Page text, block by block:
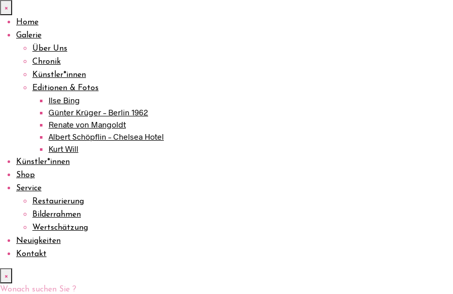
×
Home
Galerie
Über Uns
Chronik
Künstler*innen
Editionen & Fotos
Ilse Bing
Günter Krüger – Berlin 1962
Renate von Mangoldt
Albert Schöpflin – Chelsea Hotel
Kurt Will
Künstler*innen
Shop
Service
Restaurierung
Bilderrahmen
Wertschätzung
Neuigkeiten
Kontakt
×
Wonach suchen Sie ?